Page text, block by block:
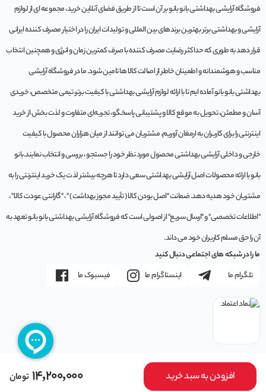
افزودن به سبد خرید 14,200,000 تومان
فروشگاه آرایشی بهداشتی بانو بانو بر آن است تا از طریق فضای آنلاین خرید، مجموعه‌ ای از لوازم
آرایشی و بهداشتی برتر بهترین برندهای بین المللی و تولیدات ایران را در اختیار مصرف کننده ایرانی
قرار دهد به طوری که حداکثر رضایت مصرف کننده با صرف کمترین زمان و انرژی و همچنین انتخاب
مناسب و هوشمندانه و اطمینان خاطر از اصالت کالا ها تامین شود. ما در فروشگاه آرایشی
بهداشتی بانو بانو آماده ایم تا با ارائه لوازم آرایشی بهداشتی با کیفیت برتر، تیمی متخصص، خریدی
آسان و مطمئن، تحویل به موقع کالا و پشتیبانی پاسخگو، تجربه‌ای متفاوت و لذت بخش از خرید
اینترنتی را برای کاربران به ارمغان آوریم. مشتريان می توانند از ميان هزاران محصول با کيفيت
خارجی و داخلی آرایشی بهداشتی محصول مورد نظر خود را جستجو ، بررسی و انتخاب نمايند.بانو
بانو با ارائه محصولات اصل آرایشی بهداشتی سعی دارد تا هرچه بیشتر لذت یک خرید اینترنتی را به
مشتریان خود هدیه دهد. ضمانت "اصل بودن کالا ( تأیید مجوز بهداشت ) " ، "گارانتی عودت کالا" ،
"اطلاعات تخصصی" و "ارسال سریع" از اصولی است که فروشگاه آرایشی بهداشتی بانو بانو تعهد به
آن را حق مسلم کاربران خود می داند.
ما را در شبکه های اجتماعی دنبال کنید
تلگرام ما
اینستاگرام ما فیسبوک ما